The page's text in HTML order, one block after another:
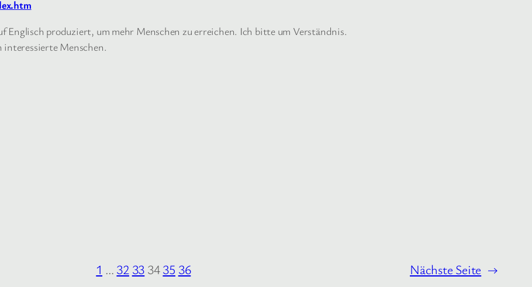
Englisch produziert, um mehr Menschen zu erreichen. Ich bitte um Verständnis.
Menschen.
1 … 32 33 3435 36 Nächste Seite →